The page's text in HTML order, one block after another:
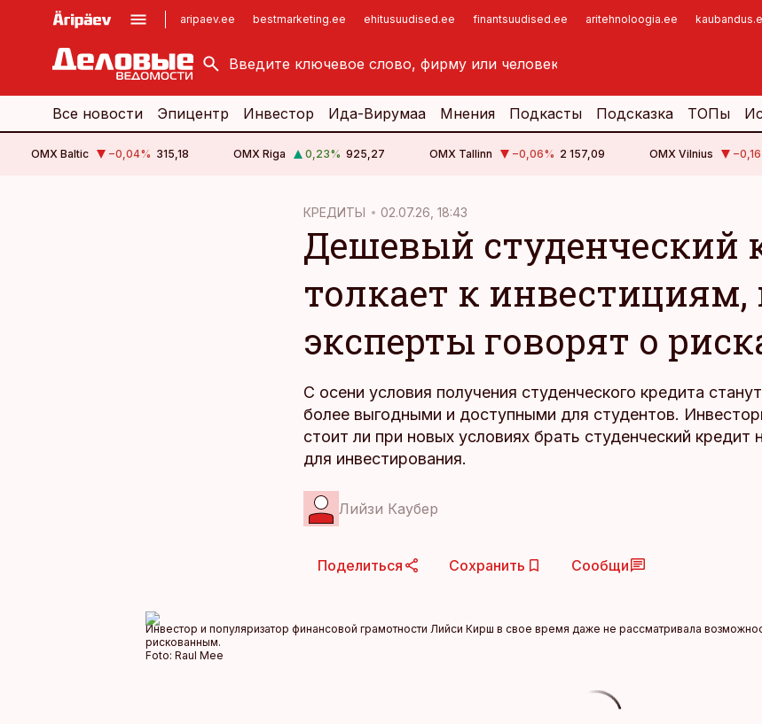
aripaev.ee bestmarketing.ee ehitusuudised.ee finantsuudised.ee aritehnoloogia.ee
kinnisvarauudised.ee
logistikauudised.ee
imelineajalugu.ee
Все новости Эпицентр Инвестор Ида-Вирумаа Мнения Подкасты Подсказка ТОПы
OMX Baltic −0,04% 315,18 OMX Riga 0,23% 925,27 OMX Tallinn −0,06% 2 157,09 OMX Vilnius −0,16
КРЕДИТЫ 02.07.26, 18:43
Дешевый студенческий
толкает к инвестициям,
эксперты говорят о
С осени условия получения студенческого кредита
более выгодными и доступными для студентов.
стоит ли при новых условиях брать студенческий кредит
для инвестирования.
Лийзи Каубер
Поделиться Сохранить Сообщи
Инвестор и популяризатор финансовой грамотности Лийси Кирш в свое время даже не рассматривала
рискованным.
Foto: Raul Mee